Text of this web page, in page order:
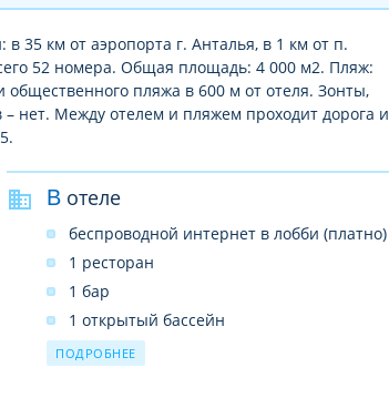
35 км от аэропорта г. Анталья, в 1 км от п.
52 номера. Общая площадь: 4 000 м2. Пляж:
пляжа в 600 м от отеля. Зонты,
– нет. Между отелем и пляжем проходит дорога и
В отеле
беспроводной интернет в лобби (платно)
1 ресторан
1 бар
1 открытый бассейн
услуги врача
ПОДРОБНЕЕ